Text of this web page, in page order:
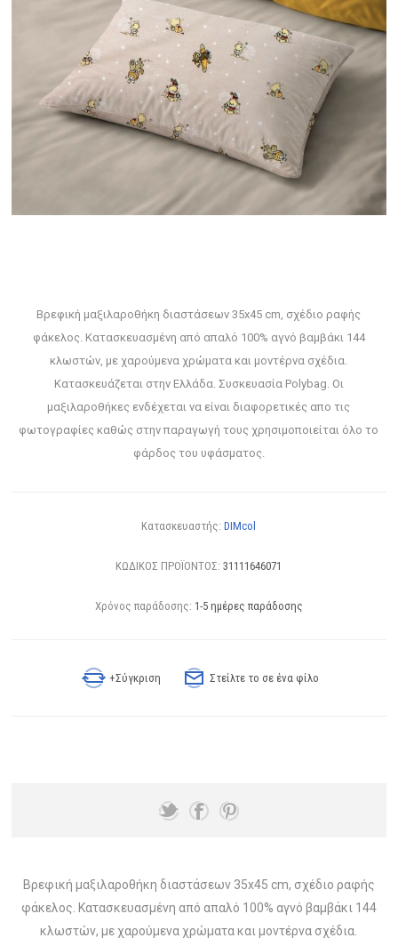
Βρεφική μαξιλαροθήκη διαστάσεων 35x45 cm, σχέδιο ραφής
φάκελος. Κατασκευασμένη από απαλό 100% αγνό βαμβάκι 144
κλωστών, με χαρούμενα χρώματα και μοντέρνα σχέδια.
Κατασκευάζεται στην Ελλάδα. Συσκευασία Polybag. Οι
μαξιλαροθήκες ενδέχεται να είναι διαφορετικές απο τις
φωτογραφίες καθώς στην παραγωγή τους χρησιμοποιείται όλο το
φάρδος του υφάσματος.
Κατασκευαστής: DIMcol
ΚΩΔΙΚΟΣ ΠΡΟΪΟΝΤΟΣ: 31111646071
Χρόνος παράδοσης: 1-5 ημέρες παράδοσης
+Σύγκριση Στείλτε το σε ένα φίλο
Βρεφική μαξιλαροθήκη διαστάσεων 35x45 cm, σχέδιο ραφής
φάκελος. Κατασκευασμένη από απαλό 100% αγνό βαμβάκι 144
κλωστών, με χαρούμενα χρώματα και μοντέρνα σχέδια.